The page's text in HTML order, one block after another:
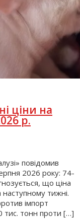
ціни на
р.
повідомив
2026 року: 74-
що ціна
тижні.
імпорт
тис. тонн проти […]